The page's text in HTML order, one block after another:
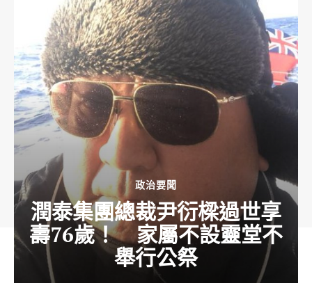
政治要聞
潤泰集團總裁尹衍樑過世享
壽76歲！ 家屬不設靈堂不
舉行公祭